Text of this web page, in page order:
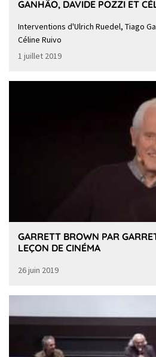
GANHÃO, DAVIDE POZZI ET
Interventions d'Ulrich Ruedel, Tiago
Céline Ruivo
1 juillet 2019
GARRETT BROWN PAR
LEÇON DE CINÉMA
26 juin 2019